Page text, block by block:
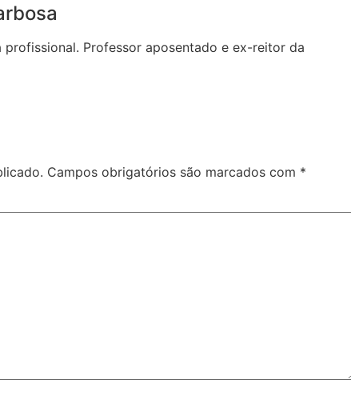
Professor aposentado e ex-reitor da
Campos obrigatórios são marcados com *